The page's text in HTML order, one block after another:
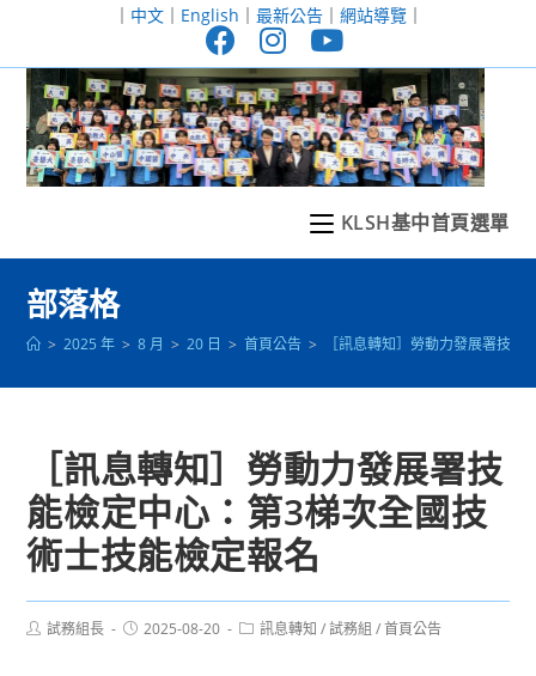
至
｜ 中文｜ English ｜ 最新公告｜ 網站導覽｜
KLSH基中首頁選單
部落格
> 2025 年 > 8 月 > 20 日 > 首頁公告 > ［訊息轉知］勞動力發展署技
［訊息轉知］勞動力發展署技
能檢定中心：第3梯次全國技
術士技能檢定報名
Post試務組長
Post2025-08-20
Post訊息轉知 / 試務組 / 首頁公告